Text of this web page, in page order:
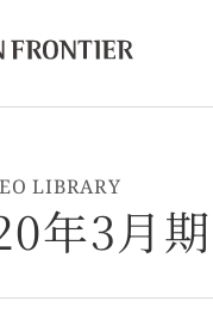
LIBRARY
年3月